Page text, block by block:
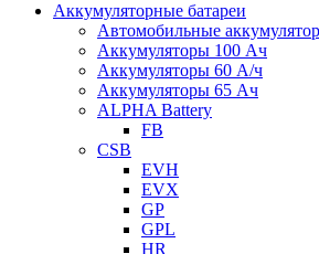
Аккумуляторные батареи
Автомобильные
Аккумуляторы 100 Ач
Аккумуляторы 60 А/ч
Аккумуляторы 65 Ач
ALPHA Battery
FB
CSB
EVH
EVX
GP
GPL
HR